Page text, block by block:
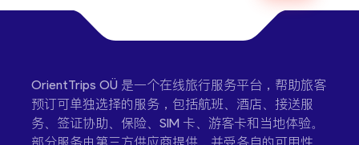
OrientTrips OÜ 是一个在线旅行服务平台，帮助旅客
预订可单独选择的服务，包括航班、酒店、接送服
务、签证协助、保险、SIM 卡、游客卡和当地体验。